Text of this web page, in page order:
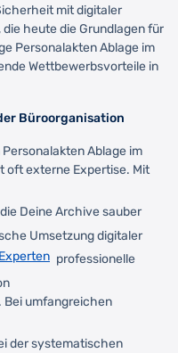
mit digitaler
heute die Grundlagen für
Personalakten Ablage im
Wettbewerbsvorteile in
Büroorganisation
Ablage im
oft externe Expertise. Mit
die Deine Archive sauber
Umsetzung digitaler
professionelle
umfangreichen
der systematischen